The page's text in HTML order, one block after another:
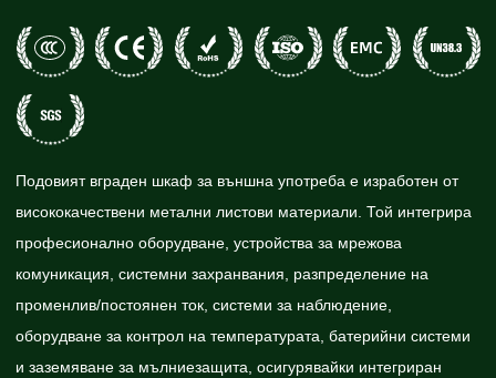
Подовият вграден шкаф за външна употреба е изработен от
висококачествени метални листови материали. Той интегрира
професионално оборудване, устройства за мрежова
комуникация, системни захранвания, разпределение на
променлив/постоянен ток, системи за наблюдение,
оборудване за контрол на температурата, батерийни системи
и заземяване за мълниезащита, осигурявайки интегриран